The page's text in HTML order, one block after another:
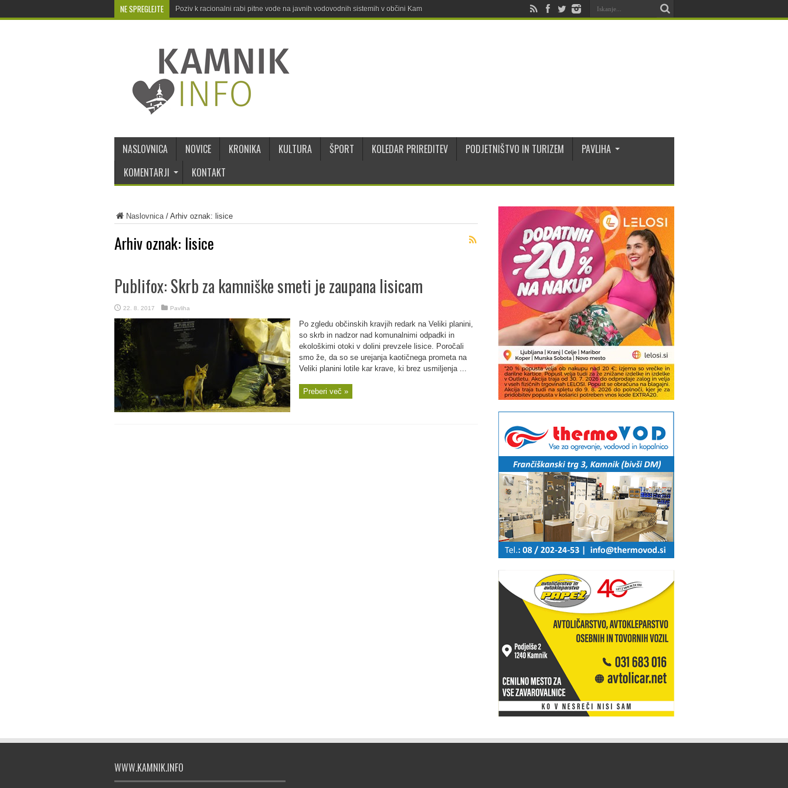
NE SPREGLEJTE Poziv k racionalni rabi pitne vode na javnih vodovodnih sistemih v občini Kamnik
NASLOVNICA NOVICE KRONIKA KULTURA ŠPORT KOLEDAR PRIREDITEV PODJETNIŠTVO IN TURIZEM
PAVLIHA
KOMENTARJI
KONTAKT
Naslovnica/ Arhiv oznak: lisice
Arhiv oznak: lisice
Publifox: Skrb za kamniške smeti je zaupana lisicam
22. 8. 2017 Pavliha
Po zgledu občinskih kravjih redark na Veliki planini,
so skrb in nadzor nad komunalnimi odpadki in
ekološkimi otoki v dolini prevzele lisice. Poročali
smo že, da so se urejanja kaotičnega prometa na
Veliki planini lotile kar krave, ki brez usmiljenja ...
Preberi več »
WWW.KAMNIK.INFO